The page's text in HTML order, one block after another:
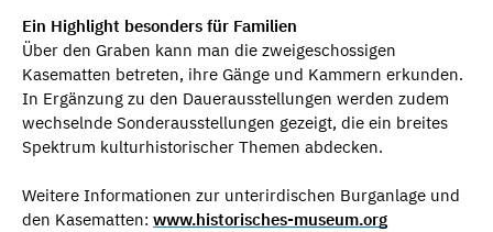
Ein Highlight besonders für Familien
Über den Graben kann man die zweigeschossigen
Kasematten betreten, ihre Gänge und Kammern erkunden.
In Ergänzung zu den Dauerausstellungen werden zudem
wechselnde Sonderausstellungen gezeigt, die ein breites
Spektrum kulturhistorischer Themen abdecken.
Weitere Informationen zur unterirdischen Burganlage und
den Kasematten: www.historisches-museum.org